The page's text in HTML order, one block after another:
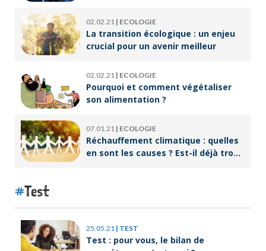
02.02.21 | ECOLOGIE
La transition écologique : un enjeu
crucial pour un avenir meilleur
02.02.21 | ECOLOGIE
Pourquoi et comment végétaliser
son alimentation ?
07.01.21 | ECOLOGIE
Réchauffement climatique : quelles
en sont les causes ? Est-il déjà trop
Test
25.05.21 | TEST
Test : pour vous, le bilan de